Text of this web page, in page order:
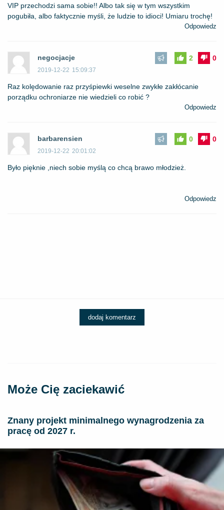
VIP przechodzi sama sobie!! Albo tak się w tym wszystkim
pogubiła, albo faktycznie myśli, że ludzie to idioci! Umiaru trochę!
Odpowiedz
negocjacje
2019-12-22 15:09:37
0
2
Raz kolędowanie raz przyśpiewki weselne zwykłe zakłócanie
porządku ochroniarze nie wiedzieli co robić ?
Odpowiedz
barbarensien
2019-12-22 20:01:02
0
0
Było pięknie ,niech sobie myślą co chcą brawo młodzież.
Odpowiedz
dodaj komentarz
Może Cię zaciekawić
Znany projekt minimalnego wynagrodzenia za
pracę od 2027 r.